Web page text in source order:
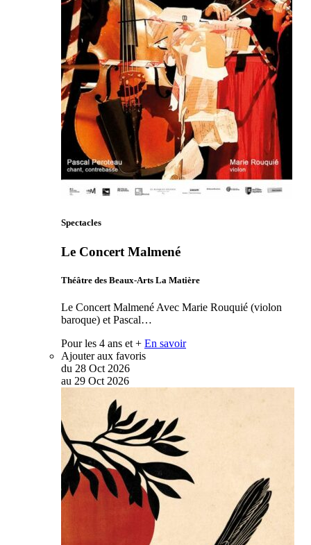
Spectacles
Le Concert Malmené
Théâtre des Beaux-Arts La Matière
Le Concert Malmené Avec Marie Rouquié (violon
baroque) et Pascal…
Pour les 4 ans et + En savoir
Ajouter aux favoris
du 28 Oct 2026
au 29 Oct 2026